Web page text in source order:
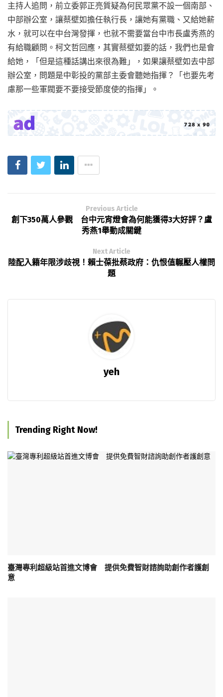
主持人追問，前立委郭正亮質疑為何民眾黨不設一個南部、
中部辦公室，讓蔡壁如擔任執行長，讓她有黨職、又給她薪
水，就可以在中台灣發揮，也就不需要當台中市長盧秀燕的
有給職顧問。柯文哲回應，其實蔡壁如要的話，我們也是會
給她，「但是這種話講出來很為難」，如果讓蔡壁如去中部
辦公室，問題是中彰投的黨部主委會聽她指揮？「也要先考
慮那一些軍閥要不要接受節度使的指揮」。
Previous Article
創下350萬人參觀 台中元宵燈會為何能獲得3大好評？盧
秀燕1舉動成關鍵
Next Article
陸配入籍年限涉歧視！賴士葆批蔡政府：仇恨值輾壓人權問
題
yeh
Trending Right Now!
臺灣專利超級站首進文博會 提供免費智財諮詢助創作者護創
意